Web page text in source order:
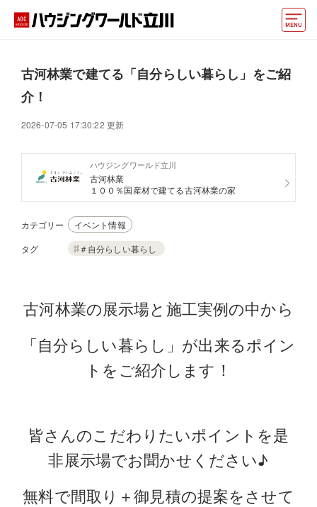
住宅会社・ハウスメーカー
イベント情報・プレゼント
好みからモデルハウスを探す
他の展示場 ABCハウジングトップ
古河林業で建てる「自分らしい暮らし」をご紹
介！
2026-07-05 17:30:22 更新
ハウジングワールド立川
古河林業
１００％国産材で建てる古河林業の家
カテゴリー
イベント情報
タグ
＃自分らしい暮らし
古河林業の展示場と施工実例の中から
「自分らしい暮らし」が出来るポイン
トをご紹介します！
皆さんのこだわりたいポイントを是
非展示場でお聞かせください♪
無料で間取り＋御見積の提案をさせて